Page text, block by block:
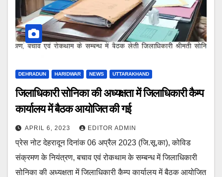
DEHRADUN HARIDWAR NEWS UTTARAKHAND
जिलाधिकारी सोनिका की अध्यक्षता में जिलाधिकारी कैम्प
कार्यालय में बैठक आयोजित की गई
APRIL 6, 2023 EDITOR ADMIN
प्रेस नोट देहरादून दिनांक 06 अप्रैल 2023 (जि.सू.का), कोविड
संक्रमण के नियंत्रण, बचाव एवं रोकथाम के सम्बन्ध में जिलाधिकारी
सोनिका की अध्यक्षता में जिलाधिकारी कैम्प कार्यालय में बैठक आयोजित